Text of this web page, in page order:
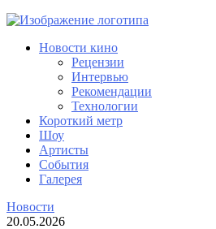
Новости кино
Рецензии
Интервью
Рекомендации
Технологии
Короткий метр
Шоу
Артисты
События
Галерея
Новости
20.05.2026